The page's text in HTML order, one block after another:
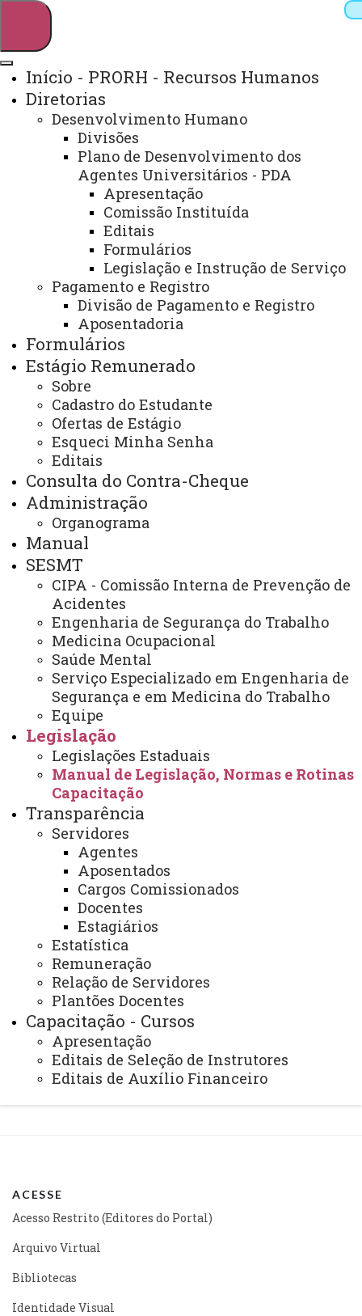
Webmail Sistemas
Telefones
Arquivo Virtual
Campus
Início - PRORH - Recursos Humanos
Diretorias
Desenvolvimento Humano
Divisões
Plano de Desenvolvimento dos
Agentes Universitários - PDA
Apresentação
Comissão Instituída
Editais
Formulários
Legislação e Instrução de Serviço
Pagamento e Registro
Divisão de Pagamento e Registro
Aposentadoria
Formulários
Estágio Remunerado
Sobre
Cadastro do Estudante
Ofertas de Estágio
Esqueci Minha Senha
Editais
Consulta do Contra-Cheque
Administração
Organograma
Manual
SESMT
CIPA - Comissão Interna de Prevenção de
Acidentes
Engenharia de Segurança do Trabalho
Medicina Ocupacional
Saúde Mental
Serviço Especializado em Engenharia de
Segurança e em Medicina do Trabalho
Equipe
Legislação
Legislações Estaduais
Manual de Legislação, Normas e Rotinas
Capacitação
Transparência
Servidores
Agentes
Aposentados
Cargos Comissionados
Docentes
Estagiários
Estatística
Remuneração
Relação de Servidores
Plantões Docentes
Capacitação - Cursos
Apresentação
Editais de Seleção de Instrutores
Editais de Auxílio Financeiro
Início
Estágio
Remunerado
Legislação
Estadual
Manual
MANUAL DE LEGISLAÇÃO,
NORMAS E ROTINAS
CAPACITAÇÃO
Você está aqui: Unioeste
Recursos Humanos
Legislação
Manual de Legislação, Normas e Rotinas
Capacitação
Título
Plano de Desenvolvimento de Agente Universitário
Processo Administrativo Disciplinar/Sindicância
Progressão Funcional dos Agentes Universitários
Promoção - Agentes Universitários
Promoção Funcional de Docente
Promoção Funcional de Docente para Classe de
Associado
Relotação
Remoção
Rescisão de Contrato Temporário
1 2
Você está aqui:Unioeste
Recursos Humanos
Legislação
Manual de Legislação, Normas e Rotinas
Capacitação
ACESSE
Acesso Restrito (Editores do Portal)
Arquivo Virtual
Bibliotecas
Identidade Visual